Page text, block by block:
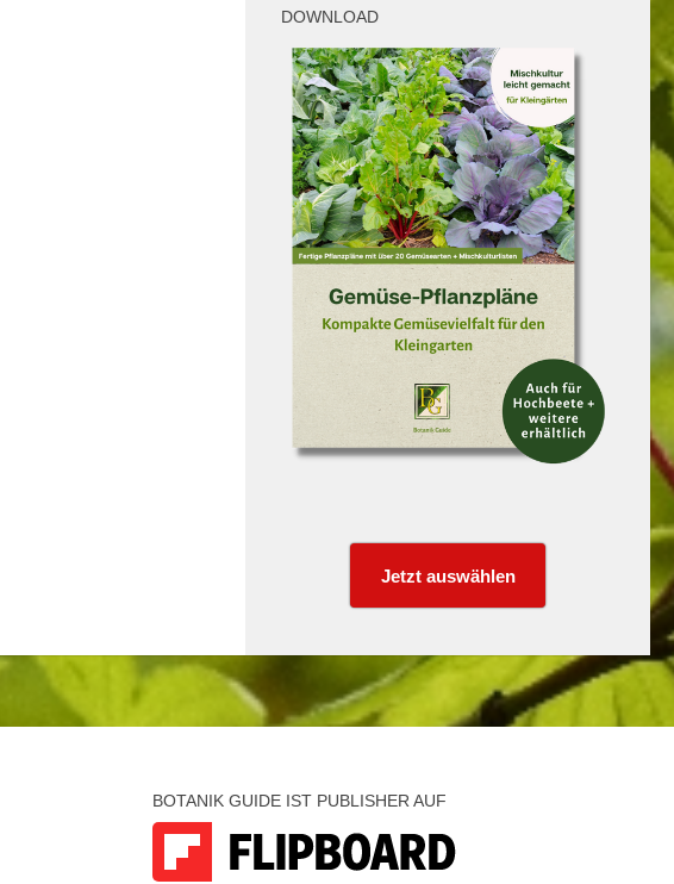
DOWNLOAD
Jetzt auswählen
BOTANIK GUIDE IST PUBLISHER AUF